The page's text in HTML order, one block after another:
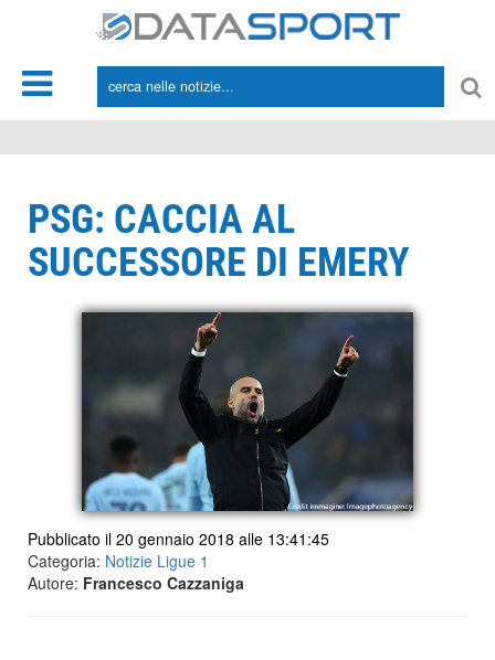
PSG: CACCIA AL
SUCCESSORE DI EMERY
Pubblicato il 20 gennaio 2018 alle 13:41:45
Categoria: Notizie Ligue 1
Autore: Francesco Cazzaniga